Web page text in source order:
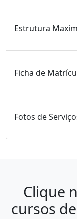
Estrutura
Ficha de
Fotos de
Clique
cursos